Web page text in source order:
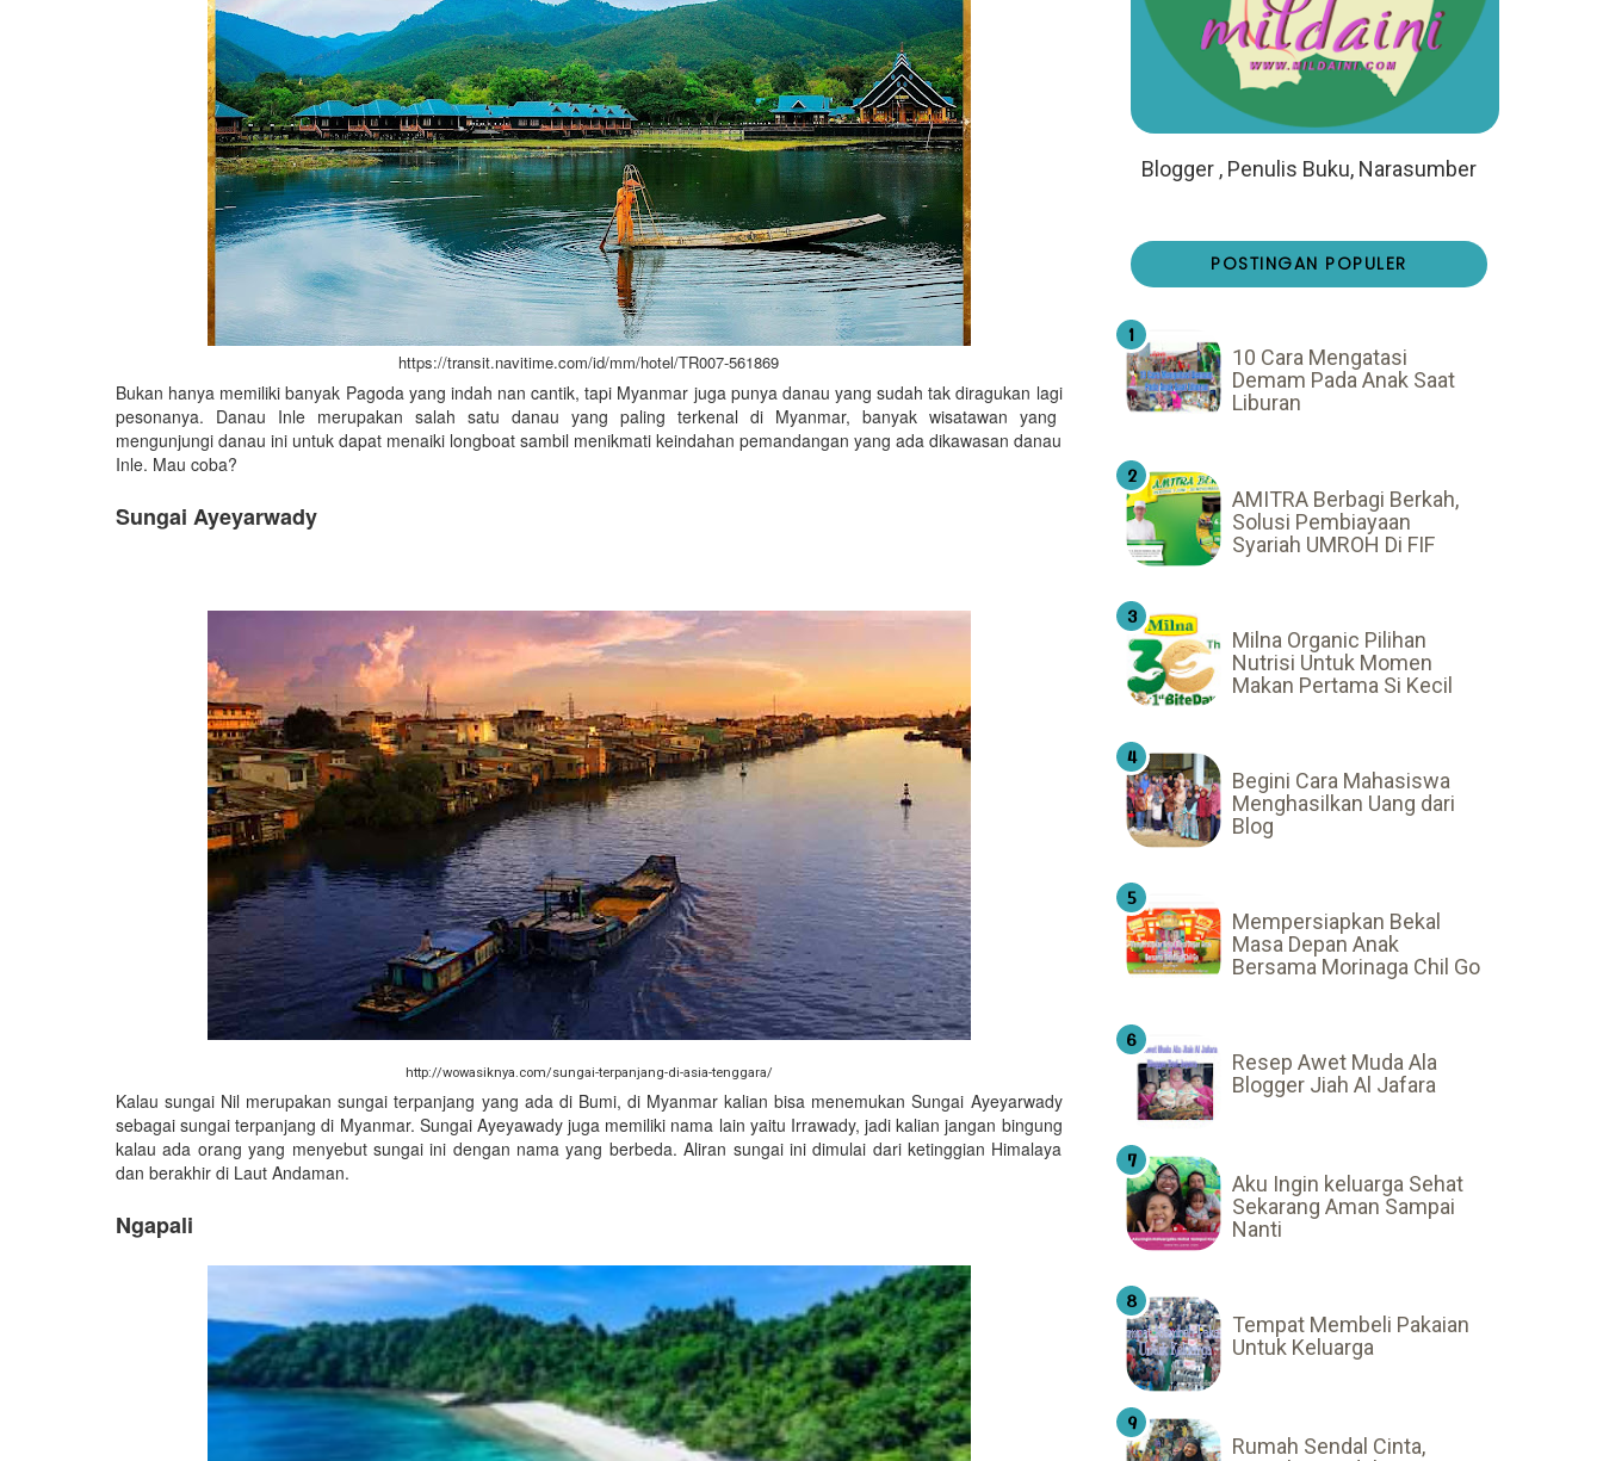
https://transit.navitime.com/id/mm/hotel/TR007-561869
Bukan hanya memiliki banyak Pagoda yang indah nan cantik, tapi Myanmar juga punya danau yang sudah tak diragukan lagi
pesonanya. Danau Inle merupakan salah satu danau yang paling terkenal di Myanmar, banyak wisatawan yang
mengunjungi danau ini untuk dapat menaiki longboat sambil menikmati keindahan pemandangan yang ada dikawasan danau
Inle. Mau coba?
Sungai Ayeyarwady
http://wowasiknya.com/sungai-terpanjang-di-asia-tenggara/
Kalau sungai Nil merupakan sungai terpanjang yang ada di Bumi, di Myanmar kalian bisa menemukan Sungai Ayeyarwady
sebagai sungai terpanjang di Myanmar. Sungai Ayeyawady juga memiliki nama lain yaitu Irrawady, jadi kalian jangan bingung
kalau ada orang yang menyebut sungai ini dengan nama yang berbeda. Aliran sungai ini dimulai dari ketinggian Himalaya
dan berakhir di Laut Andaman.
Ngapali
Blogger , Penulis Buku, Narasumber
POSTINGAN POPULER
10 Cara Mengatasi
Demam Pada Anak Saat
Liburan
AMITRA Berbagi Berkah,
Solusi Pembiayaan
Syariah UMROH Di FIF
Milna Organic Pilihan
Nutrisi Untuk Momen
Makan Pertama Si Kecil
Begini Cara Mahasiswa
Menghasilkan Uang dari
Blog
Mempersiapkan Bekal
Masa Depan Anak
Bersama Morinaga Chil Go
Resep Awet Muda Ala
Blogger Jiah Al Jafara
Aku Ingin keluarga Sehat
Sekarang Aman Sampai
Nanti
Tempat Membeli Pakaian
Untuk Keluarga
Rumah Sendal Cinta,